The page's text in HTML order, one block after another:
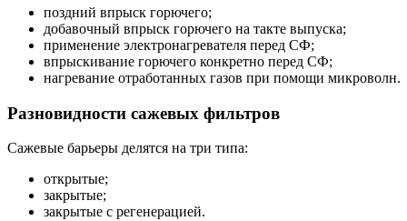
поздний впрыск горючего;
добавочный впрыск горючего на такте выпуска;
применение электронагревателя перед СФ;
впрыскивание горючего конкретно перед СФ;
нагревание отработанных газов при помощи микроволн.
Разновидности сажевых фильтров
Сажевые барьеры делятся на три типа:
открытые;
закрытые;
закрытые с регенерацией.